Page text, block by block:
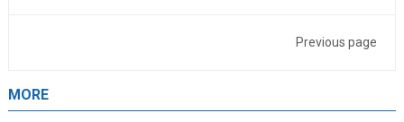
Previous page
MORE